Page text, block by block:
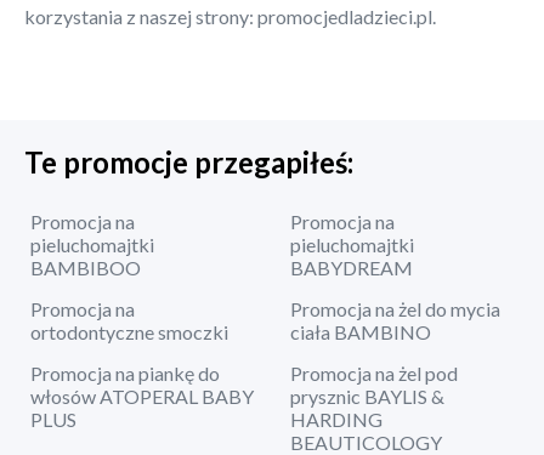
korzystania z naszej strony: promocjedladzieci.pl.
Te promocje przegapiłeś:
Promocja na
pieluchomajtki
BAMBIBOO
Promocja na
pieluchomajtki
BABYDREAM
Promocja na
ortodontyczne smoczki
Promocja na żel do mycia
ciała BAMBINO
Promocja na piankę do
włosów ATOPERAL BABY
PLUS
Promocja na żel pod
prysznic BAYLIS &
HARDING
BEAUTICOLOGY